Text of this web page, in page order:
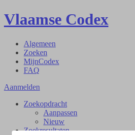
Vlaamse Codex
Algemeen
Zoeken
MijnCodex
FAQ
Aanmelden
Zoekopdracht
Aanpassen
Nieuw
Zoekresultaten